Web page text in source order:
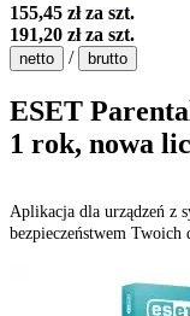
155,45 złza szt.
191,20 złza szt.
netto / brutto
ESET
1 rok, nowa
Aplikacja dla urządzeń z
bezpieczeństwem Twoich